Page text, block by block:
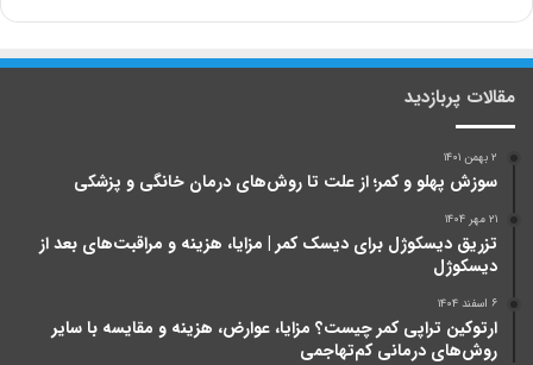
مقالات پربازدید
۲ بهمن ۱۴۰۱
سوزش پهلو و کمر؛ از علت تا روش‌های درمان خانگی و پزشکی
۲۱ مهر ۱۴۰۴
تزریق دیسکوژل برای دیسک کمر | مزایا، هزینه و مراقبت‌های بعد از
دیسکوژل
۶ اسفند ۱۴۰۴
ارتوکین تراپی کمر چیست؟ مزایا، عوارض، هزینه و مقایسه با سایر
روش‌های درمانی کم‌تهاجمی